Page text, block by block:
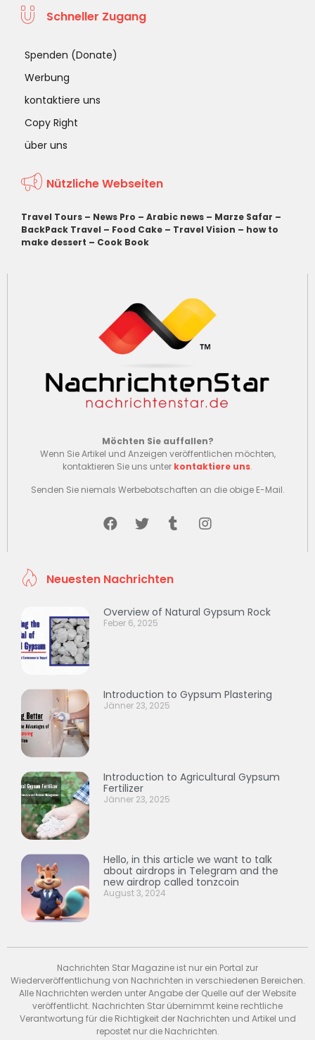
Schneller Zugang
Spenden (Donate)
Werbung
kontaktiere uns
Copy Right
über uns
Nützliche Webseiten
Travel Tours – News Pro – Arabic news – Marze Safar –
BackPack Travel – Food Cake – Travel Vision – how to
make dessert – Cook Book
Möchten Sie auffallen?
Wenn Sie Artikel und Anzeigen veröffentlichen möchten,
kontaktieren Sie uns unter kontaktiere uns.
Senden Sie niemals Werbebotschaften an die obige E-Mail.
Neuesten Nachrichten
Overview of Natural Gypsum Rock
Feber 6, 2025
Introduction to Gypsum Plastering
Jänner 23, 2025
Introduction to Agricultural Gypsum
Fertilizer
Jänner 23, 2025
Hello, in this article we want to talk
about airdrops in Telegram and the
new airdrop called tonzcoin
August 3, 2024
Nachrichten Star Magazine ist nur ein Portal zur
Wiederveröffentlichung von Nachrichten in verschiedenen Bereichen.
Alle Nachrichten werden unter Angabe der Quelle auf der Website
veröffentlicht. Nachrichten Star übernimmt keine rechtliche
Verantwortung für die Richtigkeit der Nachrichten und Artikel und
repostet nur die Nachrichten.